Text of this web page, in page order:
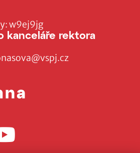
w9ej9jg
kanceláře rektora